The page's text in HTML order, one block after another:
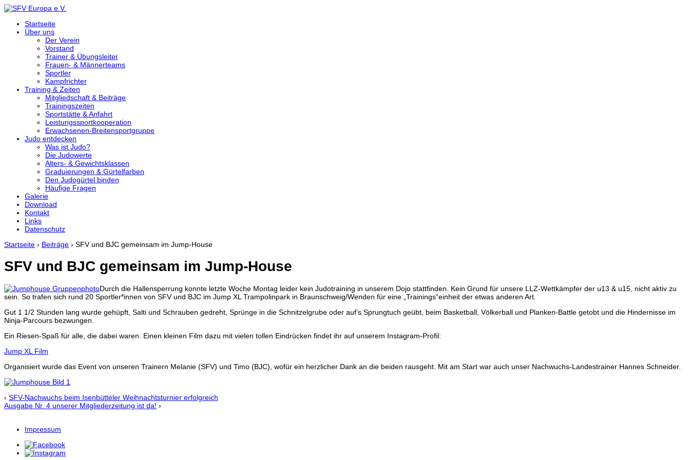
Startseite
Über uns
Der Verein
Vorstand
Trainer & Übungsleiter
Frauen- & Männerteams
Sportler
Kampfrichter
Training & Zeiten
Mitgliedschaft & Beiträge
Trainingszeiten
Sportstätte & Anfahrt
Leistungssportkooperation
Erwachsenen-Breitensportgruppe
Judo entdecken
Was ist Judo?
Die Judowerte
Alters- & Gewichtsklassen
Graduierungen & Gürtelfarben
Den Judogürtel binden
Häufige Fragen
Galerie
Download
Kontakt
Links
Datenschutz
Startseite › Beiträge › SFV und BJC gemeinsam im Jump-House
SFV und BJC gemeinsam im Jump-House
Durch die Hallensperrung konnte letzte Woche Montag leider kein Judotraining in unserem Dojo stattfinden. Kein Grund für unsere LLZ-Wettkämpfer der u13 & u15, nicht aktiv zu
sein. So trafen sich rund 20 Sportler*innen von SFV und BJC im Jump XL Trampolinpark in Braunschweig/Wenden für eine „Trainings“einheit der etwas anderen Art.
Gut 1 1/2 Stunden lang wurde gehüpft, Salti und Schrauben gedreht, Sprünge in die Schnitzelgrube oder auf’s Sprungtuch geübt, beim Basketball, Völkerball und Planken-Battle getobt und die Hindernisse im
Ninja-Parcours bezwungen.
Ein Riesen-Spaß für alle, die dabei waren. Einen kleinen Film dazu mit vielen tollen Eindrücken findet ihr auf unserem Instagram-Profil:
Jump XL Film
Organisiert wurde das Event von unseren Trainern Melanie (SFV) und Timo (BJC), wofür ein herzlicher Dank an die beiden rausgeht. Mit am Start war auch unser Nachwuchs-Landestrainer Hannes Schneider.
‹ SFV-Nachwuchs beim Isenbütteler Weihnachtsturnier erfolgreich
Ausgabe Nr. 4 unserer Mitgliederzeitung ist da! ›
Impressum